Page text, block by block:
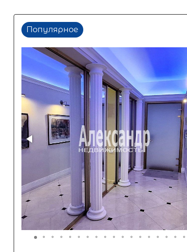
Популярное